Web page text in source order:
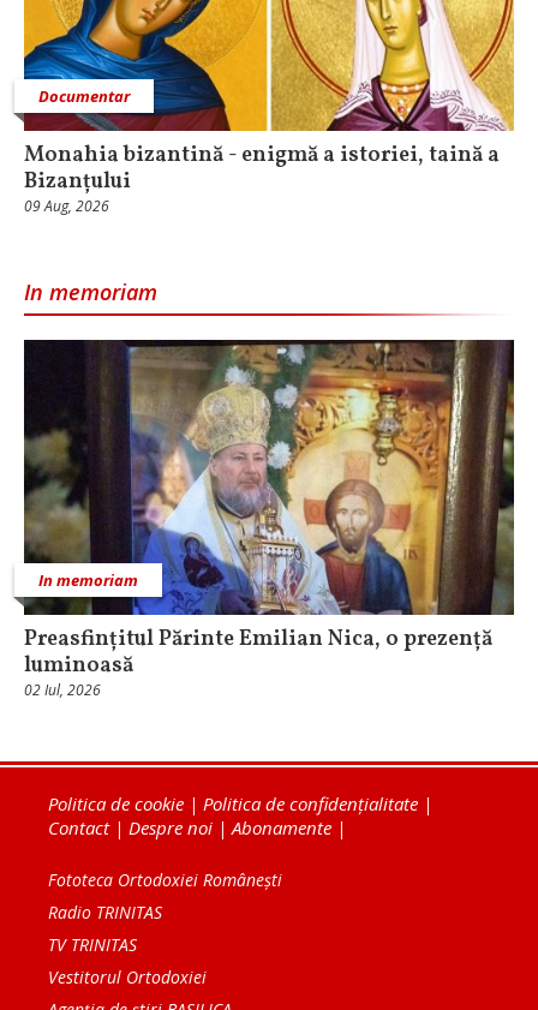
Documentar
Monahia bizantină - enigmă a istoriei, taină a
Bizanțului
09 Aug, 2026
In memoriam
In memoriam
Preasfințitul Părinte Emilian Nica, o prezență
luminoasă
02 Iul, 2026
Politica de cookie | Politica de confidențialitate |
Contact| Despre noi |Abonamente |
Fototeca Ortodoxiei Românești
Radio TRINITAS
TV TRINITAS
Vestitorul Ortodoxiei